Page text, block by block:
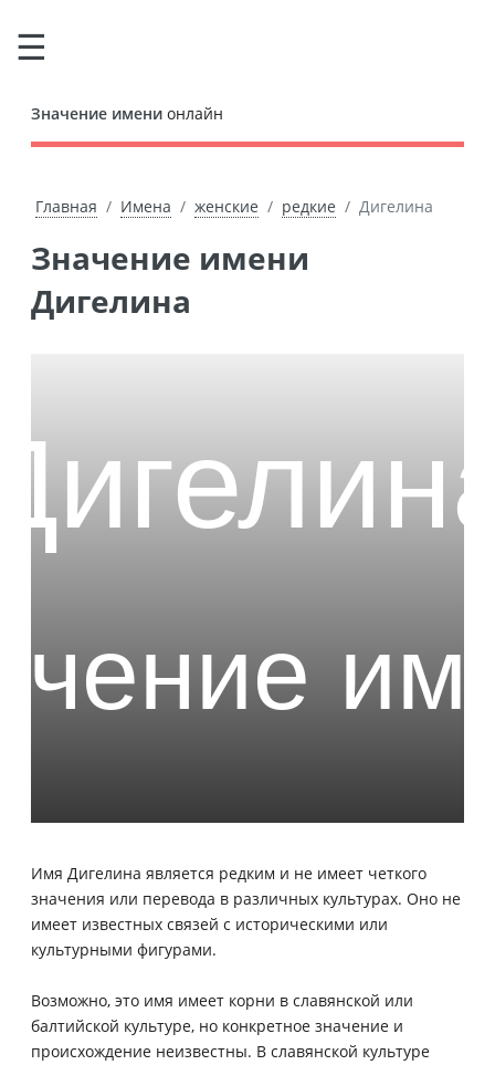
Значение имени онлайн
Главная Имена женские редкие Дигелина
Значение имени
Дигелина
Имя Дигелина является редким и не имеет четкого
значения или перевода в различных культурах. Оно не
имеет известных связей с историческими или
культурными фигурами.
Возможно, это имя имеет корни в славянской или
балтийской культуре, но конкретное значение и
происхождение неизвестны. В славянской культуре